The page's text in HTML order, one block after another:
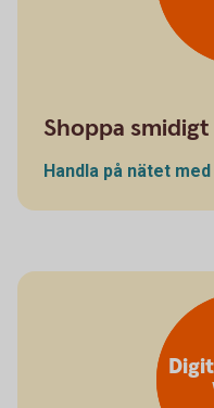
Shoppa
Handla på nätet med